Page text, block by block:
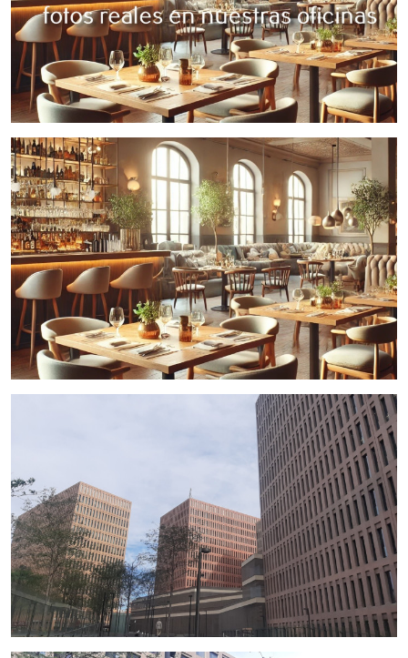
2 barras completamente equipadas:
• Barra principal de 7 metros en forma de L
• Segunda barra semicircular ideal para coctelería
Cocina totalmente equipada con pasaplatos
Cuarto frío
Almacén
2 aseos (uno adaptado)
Patio interior
Salida de humos
Negocio consolidado con clientela fija y excelente
reputación online.
Amplio horario autorizado: De 6:00h a 2:30h Viernes y
sábados hasta las 3:00h
Ideal para: • Restaurante • Bar de tapas • Cocktails & drinks
• Franquicias • Brunch / cafetería • Conceptos
Libre de máquinas recreativas
Traspaso: 95.000€
Alquiler: 1.400€ + IVA
Contrato de alquiler de 10 años
Se entrega totalmente equipado y preparado para continuar
la actividad sin necesidad de inversión adicional.
Contáctanos para más información o agendar una visita.